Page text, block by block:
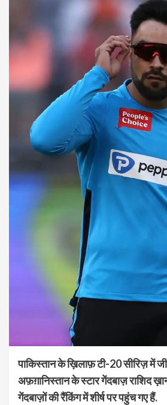
पाकिस्तान के ख़िलाफ़ टी-20 सीरिज़ में
अफ़ग़ानिस्तान के स्टार गेंदबाज़ राशिद
गेंदबाज़ों की रैंकिंग में शीर्ष पर पहुंच गए हैं.